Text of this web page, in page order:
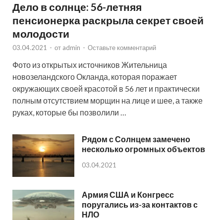
Дело в солнце: 56-летняя
пенсионерка раскрыла секрет своей
молодости
03.04.2021 - от admin - Оставьте комментарий
Фото из открытых источников Жительница
новозеландского Окланда, которая поражает
окружающих своей красотой в 56 лет и практически
полным отсутствием морщин на лице и шее, а также
руках, которые бы позволили …
Рядом с Солнцем замечено
несколько огромных объектов
03.04.2021
Армия США и Конгресс
поругались из-за контактов с
НЛО